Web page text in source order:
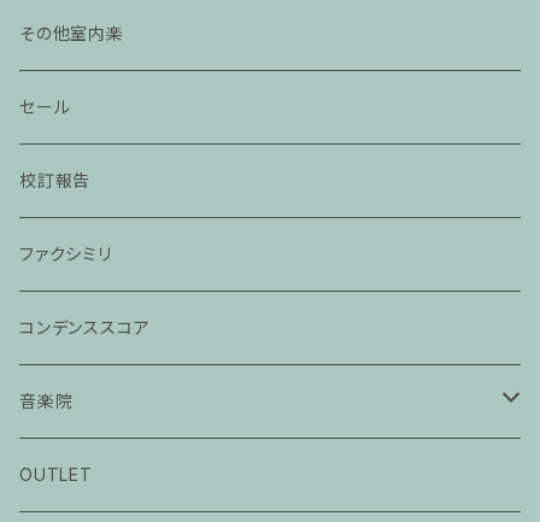
その他室内楽
セール
校訂報告
ファクシミリ
コンデンススコア
音楽院
ピアノ科３０分レッスン
OUTLET